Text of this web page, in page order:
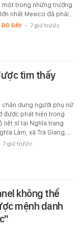
một trong những trường
nhất Mexico đã phải…
ĐÓ ĐÂY - 7 giờ trước
tìm thấy
chân dung người phụ nữ
được phát hiện trong
liệt sĩ tại Nghĩa trang
Lâm, xã Trà Giang,…
7 giờ trước
không thể
mệnh danh